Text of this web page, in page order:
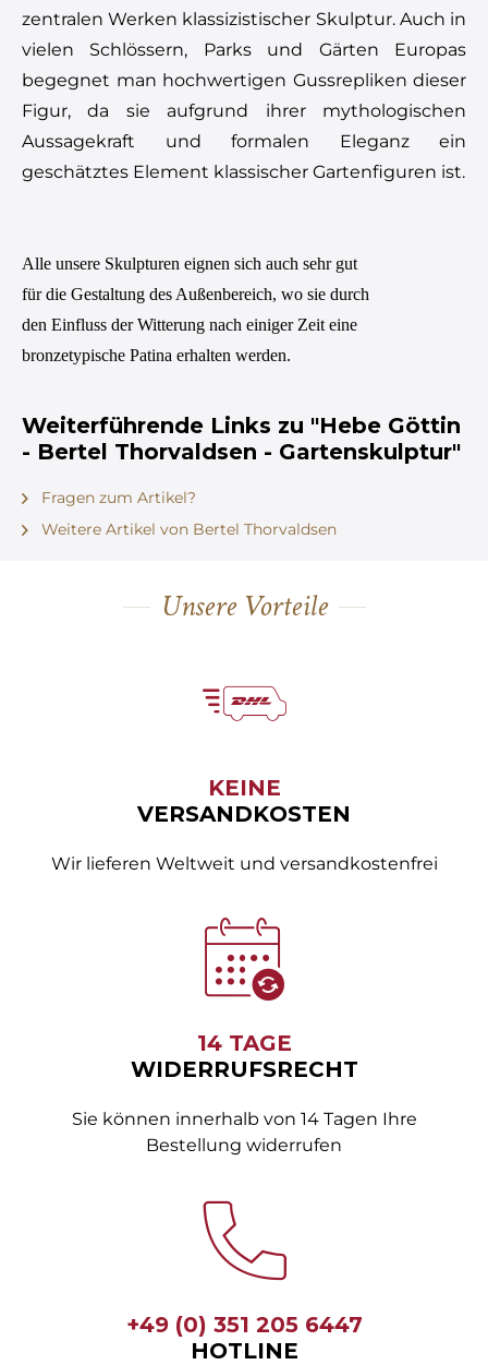
zentralen Werken klassizistischer Skulptur. Auch in
vielen Schlössern, Parks und Gärten Europas
begegnet man hochwertigen Gussrepliken dieser
Figur, da sie aufgrund ihrer mythologischen
Aussagekraft und formalen Eleganz ein
geschätztes Element klassischer Gartenfiguren ist.
Alle unsere Skulpturen eignen sich auch sehr gut
für die Gestaltung des Außenbereich, wo sie durch
den Einfluss der Witterung nach einiger Zeit eine
bronzetypische Patina erhalten werden.
Weiterführende Links zu "Hebe Göttin
- Bertel Thorvaldsen - Gartenskulptur"
Fragen zum Artikel?
Weitere Artikel von Bertel Thorvaldsen
Unsere Vorteile
KEINE
VERSANDKOSTEN
Wir lieferen Weltweit und versandkostenfrei
14 TAGE
WIDERRUFSRECHT
Sie können innerhalb von 14 Tagen Ihre
Bestellung widerrufen
+49 (0) 351 205 6447
HOTLINE